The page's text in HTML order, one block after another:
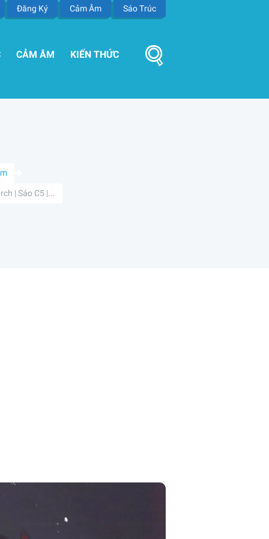
Đăng Ký Cảm Âm Sáo Trúc
CẢM ÂM KIẾN THỨC
| Sáo C5 |...